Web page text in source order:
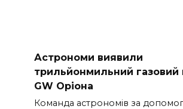
Астрономи виявили
трильйонмильний газовий
GW Оріона
Команда астрономів за